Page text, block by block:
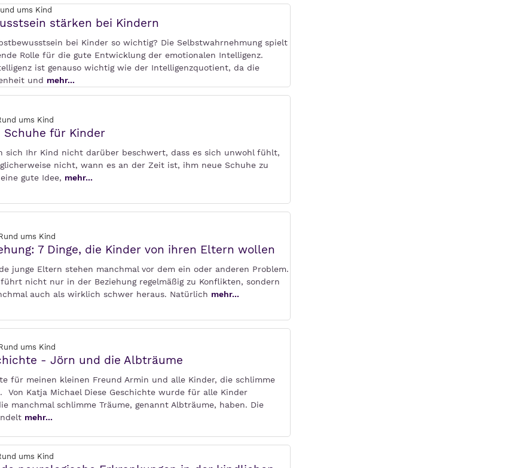
ums Kind
stärken bei Kindern
bei Kinder so wichtig? Die Selbstwahrnehmung spielt
Rolle für die gute Entwicklung der emotionalen Intelligenz.
ist genauso wichtig wie der Intelligenzquotient, da die
und mehr...
ums Kind
Schuhe für Kinder
sich Ihr Kind nicht darüber beschwert, dass es sich unwohl fühlt,
nicht, wann es an der Zeit ist, ihm neue Schuhe zu
gute Idee, mehr...
ums Kind
7 Dinge, die Kinder von ihren Eltern wollen
junge Eltern stehen manchmal vor dem ein oder anderen Problem.
führt nicht nur in der Beziehung regelmäßig zu Konflikten, sondern
auch als wirklich schwer heraus. Natürlich mehr...
ums Kind
- Jörn und die Albträume
für meinen kleinen Freund Armin und alle Kinder, die schlimme
Von Katja Michael Diese Geschichte wurde für alle Kinder
manchmal schlimme Träume, genannt Albträume, haben. Die
mehr...
ums Kind